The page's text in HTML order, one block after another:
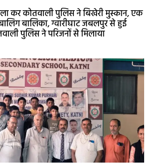
कर कोतवाली पुलिस ने बिखेरी मुस्कान, एक
बालिका, ग्वारीघाट जबलपुर से हुई
पुलिस ने परिजनों से मिलाया